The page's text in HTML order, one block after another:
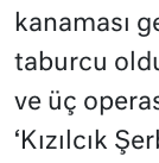
kanaması
taburcu
ve üç
‘Kızılcık